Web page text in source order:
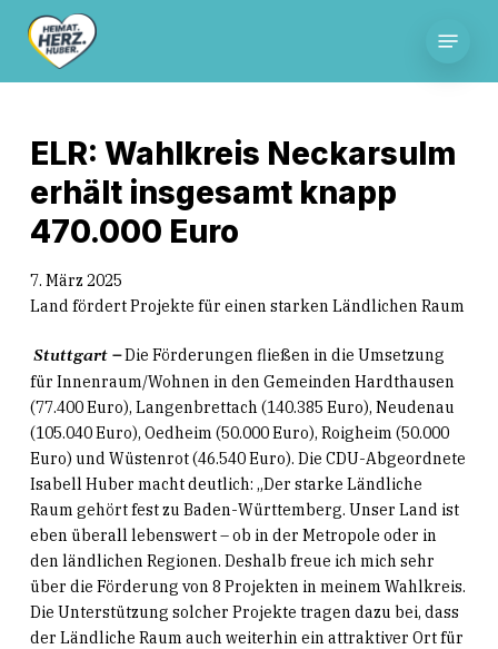
content
ELR: Wahlkreis Neckarsulm
erhält insgesamt knapp
470.000 Euro
7. März 2025
Land fördert Projekte für einen starken Ländlichen Raum
Stuttgart –Die Förderungen fließen in die Umsetzung
für Innenraum/Wohnen in den Gemeinden Hardthausen
(77.400 Euro), Langenbrettach (140.385 Euro), Neudenau
(105.040 Euro), Oedheim (50.000 Euro), Roigheim (50.000
Euro) und Wüstenrot (46.540 Euro). Die CDU-Abgeordnete
Isabell Huber macht deutlich: „Der starke Ländliche
Raum gehört fest zu Baden-Württemberg. Unser Land ist
eben überall lebenswert – ob in der Metropole oder in
den ländlichen Regionen. Deshalb freue ich mich sehr
über die Förderung von 8 Projekten in meinem Wahlkreis.
Die Unterstützung solcher Projekte tragen dazu bei, dass
der Ländliche Raum auch weiterhin ein attraktiver Ort für